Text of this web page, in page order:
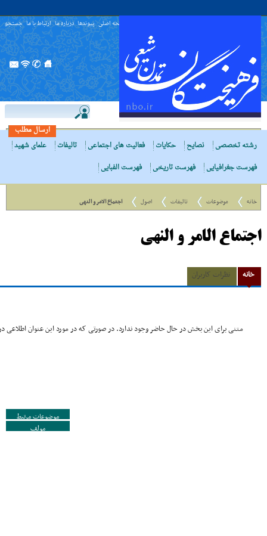
صفحه اصلی پیوندها درباره ما ارتباط با ما جستجو
ارسال مطلب
رشته تخصصی
نصایح حکایات فعالیت های اجتماعی تالیفات
علمای شهید
فهرست جغرافیایی
فهرست تاریخی فهرست الفبایی
خانه موضوعات تالیفات اصول اجتماع الامر و النهى
اجتماع الامر و النهى
خانه نظرات کاربران
متنی برای این بخش در حال حاضر وجود ندارد. در صورتی که در مورد این عنوان اطلاعی
موضوعات مرتبط
مولف